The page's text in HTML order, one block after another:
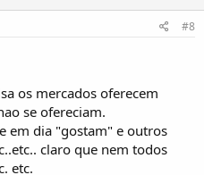
#8
os mercados oferecem
se ofereciam.
em dia "gostam" e outros
claro que nem todos
etc.